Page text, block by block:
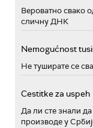
Вероватно свако
сличну ДНК
Nemogućnost
Не туширате се
Cestitke za uspeh
Да ли сте знали
производе у